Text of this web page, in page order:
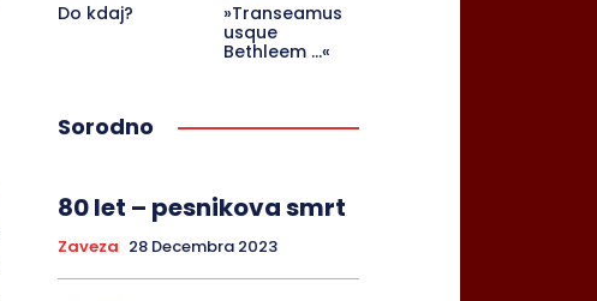
Do kdaj?
»Transeamus
usque
Bethleem …«
Sorodno
80 let – pesnikova smrt
Zaveza 28 Decembra 2023